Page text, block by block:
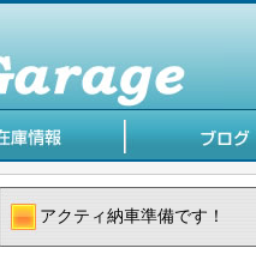
アクティ納車準備です！